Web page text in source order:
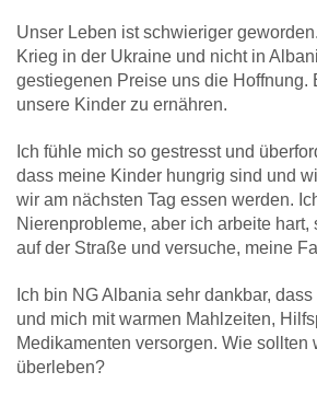
Unser Leben ist schwieriger
Krieg in der Ukraine und nicht in
gestiegenen Preise uns die Hoffnung.
unsere Kinder zu ernähren.
Ich fühle mich so gestresst und
dass meine Kinder hungrig sind und
wir am nächsten Tag essen werden.
Nierenprobleme, aber ich arbeite hart,
auf der Straße und versuche, meine
Ich bin NG Albania sehr dankbar,
und mich mit warmen Mahlzeiten,
Medikamenten versorgen. Wie sollten
überleben?